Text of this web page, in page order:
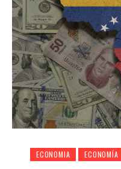
ECONOMIA ECONOMÍA